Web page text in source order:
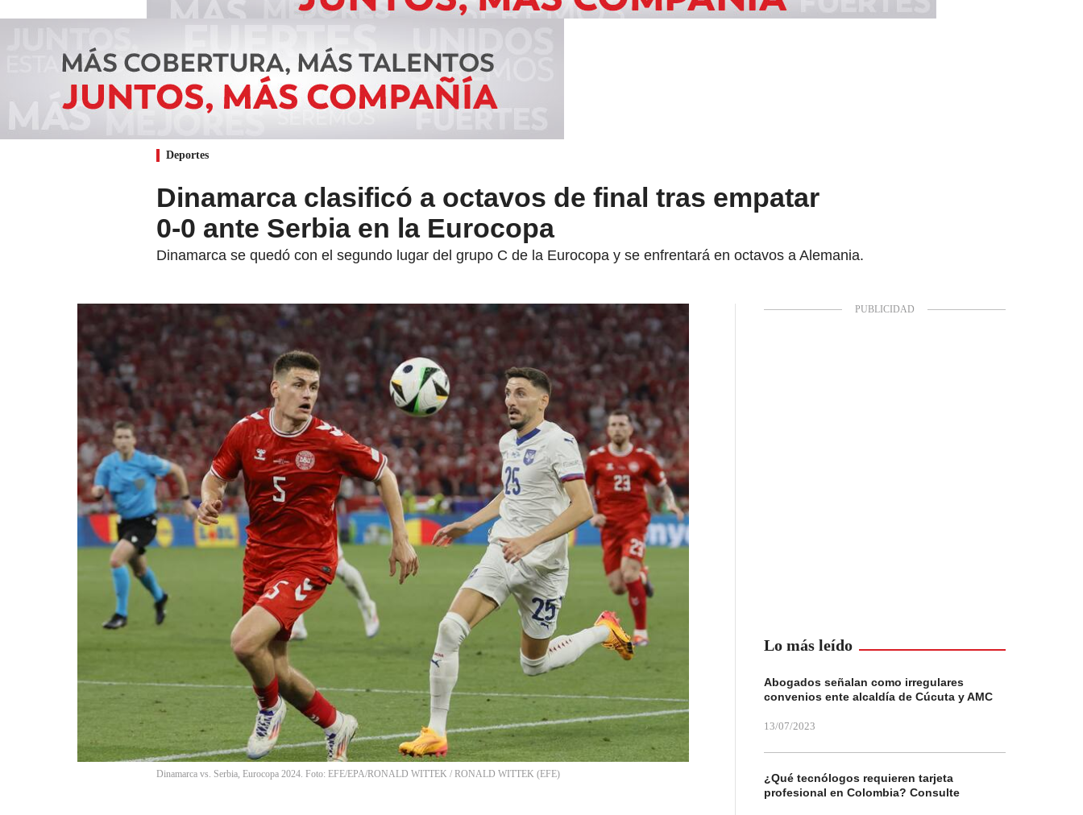
Deportes
Dinamarca clasificó a octavos de final tras empatar
0-0 ante Serbia en la Eurocopa
Dinamarca se quedó con el segundo lugar del grupo C de la Eurocopa y se enfrentará en octavos a Alemania.
Dinamarca vs. Serbia, Eurocopa 2024. Foto: EFE/EPA/RONALD WITTEK / RONALD WITTEK (EFE)
Lo más leído
Abogados señalan como irregulares
convenios ente alcaldía de Cúcuta y AMC
13/07/2023
¿Qué tecnólogos requieren tarjeta
profesional en Colombia? Consulte